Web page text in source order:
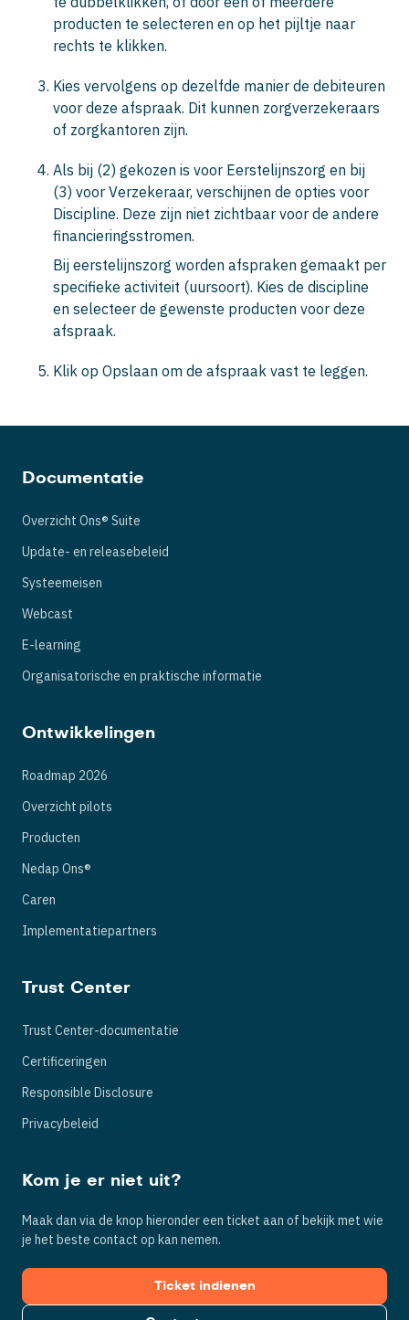
producten te selecteren en op het pijltje naar
rechts te klikken.
Kies vervolgens op dezelfde manier de debiteuren
voor deze afspraak. Dit kunnen zorgverzekeraars
of zorgkantoren zijn.
Als bij (2) gekozen is voor Eerstelijnszorg en bij
(3) voor Verzekeraar, verschijnen de opties voor
Discipline. Deze zijn niet zichtbaar voor de andere
financieringsstromen.
Bij eerstelijnszorg worden afspraken gemaakt per
specifieke activiteit (uursoort). Kies de discipline
en selecteer de gewenste producten voor deze
afspraak.
Klik op Opslaan om de afspraak vast te leggen.
Documentatie
Overzicht Ons® Suite
Update- en releasebeleid
Systeemeisen
Webcast
E-learning
Organisatorische en praktische informatie
Ontwikkelingen
Roadmap 2026
Overzicht pilots
Producten
Nedap Ons®
Caren
Implementatiepartners
Trust Center
Trust Center-documentatie
Certificeringen
Responsible Disclosure
Privacybeleid
Kom je er niet uit?
Maak dan via de knop hieronder een ticket aan of bekijk met wie
je het beste contact op kan nemen.
Ticket indienen